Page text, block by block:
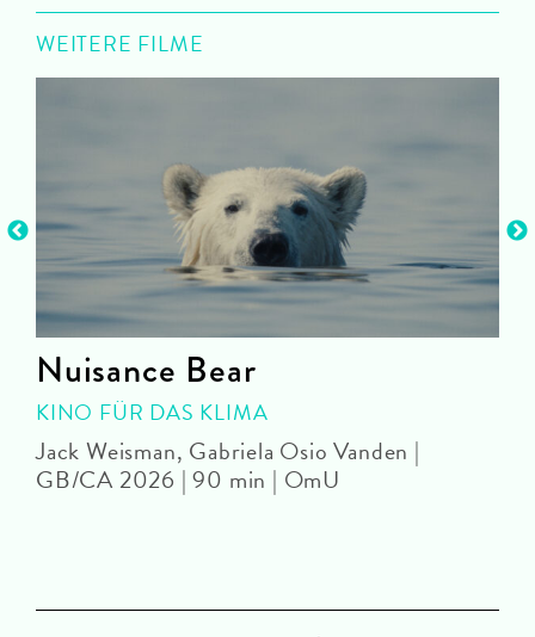
WEITERE FILME
Nuisance Bear
KINO FÜR DAS KLIMA
Jack Weisman, Gabriela Osio Vanden |
GB/CA 2026 | 90 min | OmU